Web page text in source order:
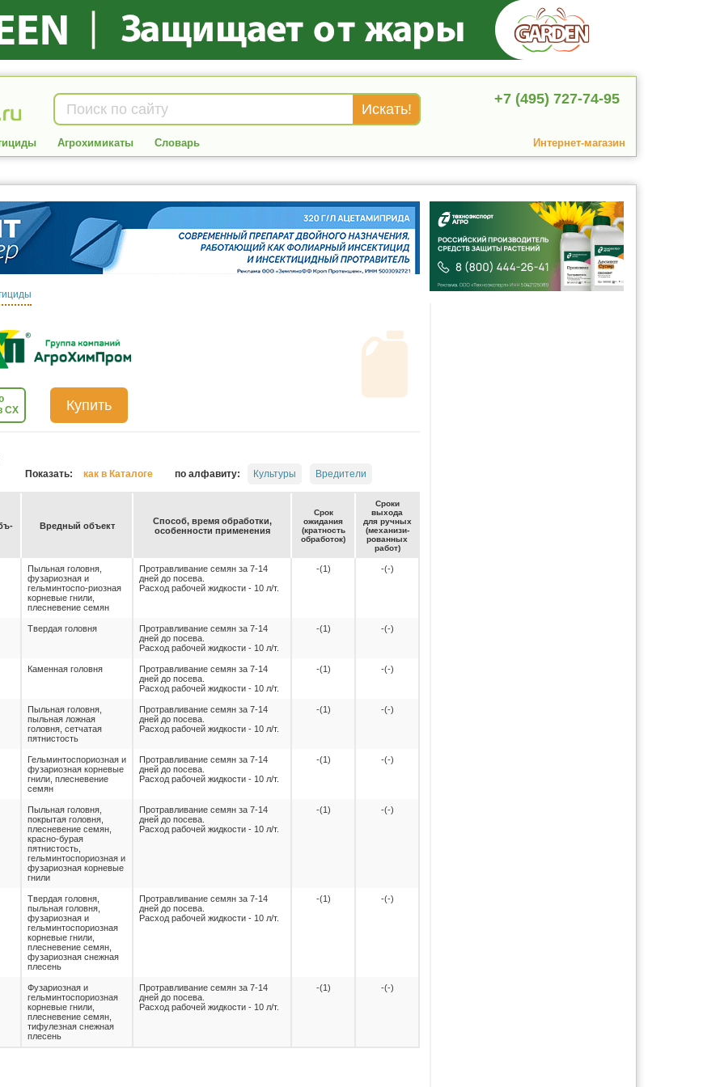
+7 (495) 727-74-95
Агрохимикаты Словарь Интернет-магазин
СХ
Купить
Показать: как в Каталоге по алфавиту: Культуры Вредители
Вред­ный объ­ект
Спо­соб, вре­мя об­ра­бот­ки,
осо­бен­нос­ти при­ме­не­ния
Срок
ожи­да­ния
(крат­ность
об­ра­бо­ток)
Сро­ки
вы­хо­да
для руч­ных
(ме­ха­ни­зи­
ро­ван­ных
ра­бот)
Пыльная головня,
фузариозная и
гельминтоcпо-риозная
корневые гнили,
плесневение семян
Протравливание семян за 7-14
дней до посева.
Расход рабочей жидкости - 10 л/т.
-(1) -(-)
Твердая головня
Протравливание семян за 7-14
дней до посева.
Расход рабочей жидкости - 10 л/т.
-(1) -(-)
Каменная головня
Протравливание семян за 7-14
дней до посева.
Расход рабочей жидкости - 10 л/т.
-(1) -(-)
Пыльная головня,
пыльная ложная
головня, сетчатая
пятнистость
Протравливание семян за 7-14
дней до посева.
Расход рабочей жидкости - 10 л/т.
-(1) -(-)
Гельминтоспориозная и
фузариозная корневые
гнили, плесневение
семян
Протравливание семян за 7-14
дней до посева.
Расход рабочей жидкости - 10 л/т.
-(1) -(-)
Пыльная головня,
покрытая головня,
плесневение семян,
красно-бурая
пятнистость,
гельминтоспориозная и
фузариозная корневые
гнили
Протравливание семян за 7-14
дней до посева.
Расход рабочей жидкости - 10 л/т.
-(1) -(-)
Твердая головня,
пыльная головня,
фузариозная и
гельминтоcпориозная
корневые гнили,
плесневение семян,
фузариозная снежная
плесень
Протравливание семян за 7-14
дней до посева.
Расход рабочей жидкости - 10 л/т.
-(1) -(-)
Фузариозная и
гельминтоспориозная
корневые гнили,
плесневение семян,
тифулезная снежная
плесень
Протравливание семян за 7-14
дней до посева.
Расход рабочей жидкости - 10 л/т.
-(1) -(-)